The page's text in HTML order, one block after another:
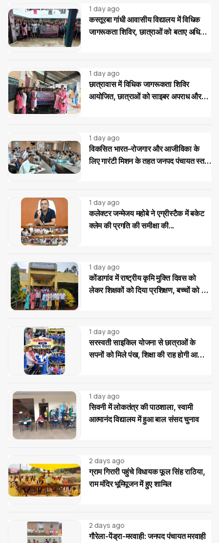
1 day ago
कस्तूरबा गांधी आवासीय विद्यालय में विधिक
जागरूकता शिविर, छात्राओं को बताए अधिकार
1 day ago
छात्रावास में विधिक जागरूकता शिविर
आयोजित, छात्राओं को साइबर अपराध और
1 day ago
विकसित भारत–रोजगार और आजीविका के
लिए गारंटी मिशन के तहत जनपद पंचायत स्तर
1 day ago
कलेक्टर जन्मेजय महोबे ने एग्रीस्टैक में बकेट
क्लेम की प्रगति की समीक्षा की...
1 day ago
कोंडागांव में राष्ट्रीय कृमि मुक्ति दिवस को
लेकर शिक्षकों को दिया प्रशिक्षण, बच्चों को दवा
1 day ago
सरस्वती साइकिल योजना से छात्राओं के
सपनों को मिले पंख, शिक्षा की राह होगी आसान:
1 day ago
सिवनी में लोकतंत्र की पाठशाला, स्वामी
आत्मानंद विद्यालय में हुआ बाल संसद चुनाव
2 days ago
ग्राम गिरारी पहुंचे विधायक फूल सिंह राठिया,
राम मंदिर भूमिपूजन में हुए शामिल
2 days ago
गौरेला-पेंड्रा-मरवाही: जनपद पंचायत मरवाही